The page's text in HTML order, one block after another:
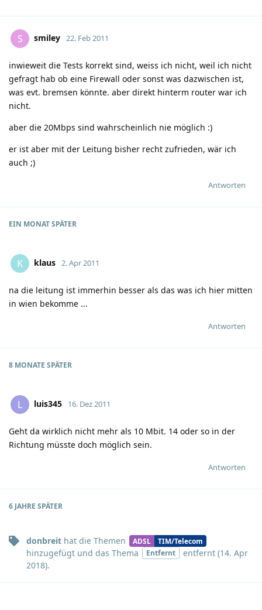
S smiley 22. Feb 2011
inwieweit die Tests korrekt sind, weiss ich nicht, weil ich nicht
gefragt hab ob eine Firewall oder sonst was dazwischen ist,
was evt. bremsen könnte. aber direkt hinterm router war ich
nicht.
aber die 20Mbps sind wahrscheinlich nie möglich :)
er ist aber mit der Leitung bisher recht zufrieden, wär ich
auch ;)
Antworten
EIN MONATSPÄTER
K klaus 2. Apr 2011
na die leitung ist immerhin besser als das was ich hier mitten
in wien bekomme ...
Antworten
8 MONATE SPÄTER
L luis345 16. Dez 2011
Geht da wirklich nicht mehr als 10 Mbit. 14 oder so in der
Richtung müsste doch möglich sein.
Antworten
6 JAHRE SPÄTER
donbreit hat die Themen ADSL TIM/Telecom
hinzugefügt und das Thema Entfernt entfernt (14. Apr
2018).